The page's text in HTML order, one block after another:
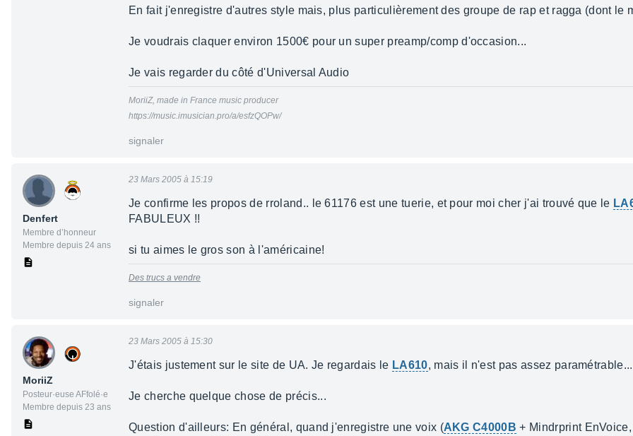
En fait j'enregistre d'autres style mais, plus particulièrement des groupe de rap et ragga (dont le
Je voudrais claquer environ 1500€ pour un super preamp/comp d'occasion...
Je vais regarder du côté d'Universal Audio
MoriiZ, made in France music producer
https://music.imusician.pro/a/esfzQOPw/
signaler
Denfert
Membre d’honneur
Membre depuis 24 ans
23 Mars 2005 à 15:19
Je confirme les propos de rroland.. le 61176 est une tuerie, et pour moi cher j'ai trouvé que le
FABULEUX !!
si tu aimes le gros son à l'américaine!
Des trucs a vendre
signaler
MoriiZ
Posteur·euse AFfolé·e
Membre depuis 23 ans
23 Mars 2005 à 15:30
J'étais justement sur le site de UA. Je regardais le LA610, mais il n'est pas assez paramétrable...
Je cherche quelque chose de précis...
Question d'ailleurs: En général, quand j'enregistre une voix (AKG C4000B + Mindrprint